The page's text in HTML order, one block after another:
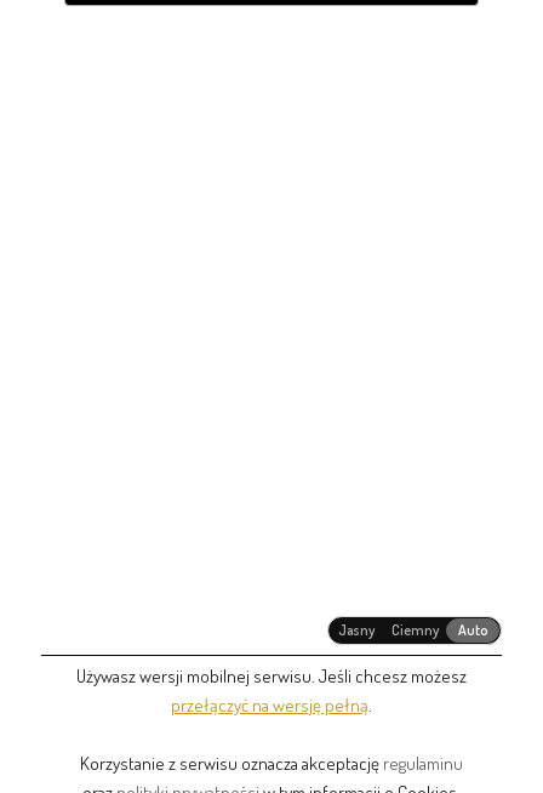
Jasny Ciemny Auto
Używasz wersji mobilnej serwisu. Jeśli chcesz możesz
przełączyć na wersję pełną
Korzystanie z serwisu oznacza akceptację regulaminu